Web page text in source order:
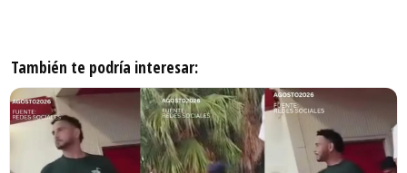
También te podría interesar: